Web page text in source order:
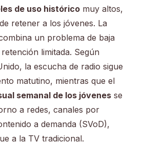
de uso históricomuy altos,
retener a los jóvenes. La
un problema de baja
limitada. Según
la escucha de radio sigue
matutino, mientras que el
semanal de los jóvenesse
a redes, canales por
a demanda (SVoD),
a la TV tradicional.